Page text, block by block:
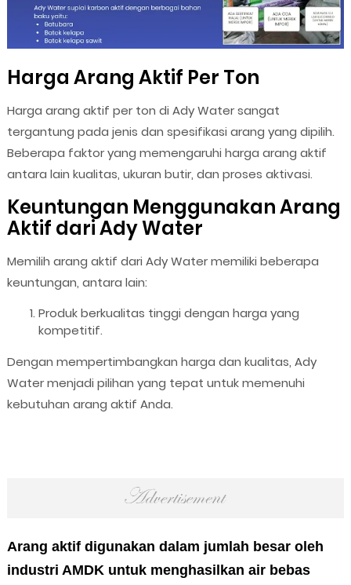
Harga Arang Aktif Per Ton
Harga arang aktif per ton di Ady Water sangat
tergantung pada jenis dan spesifikasi arang yang dipilih.
Beberapa faktor yang memengaruhi harga arang aktif
antara lain kualitas, ukuran butir, dan proses aktivasi.
Keuntungan Menggunakan Arang
Aktif dari Ady Water
Memilih arang aktif dari Ady Water memiliki beberapa
keuntungan, antara lain:
Produk berkualitas tinggi dengan harga yang
kompetitif.
Dengan mempertimbangkan harga dan kualitas, Ady
Water menjadi pilihan yang tepat untuk memenuhi
kebutuhan arang aktif Anda.
Arang aktif digunakan dalam jumlah besar oleh
industri AMDK untuk menghasilkan air bebas